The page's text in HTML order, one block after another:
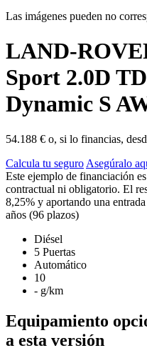
Las imágenes pueden no
LAND-
Sport 2.0D
Dynamic S
54.188 € o, si lo financias,
Calcula tu seguro Asegúralo
Este ejemplo de financiación
contractual ni obligatorio. El
8,25% y aportando una
años (96 plazos)
Diésel
5 Puertas
Automático
10
- g/km
Equipamiento
a esta versión